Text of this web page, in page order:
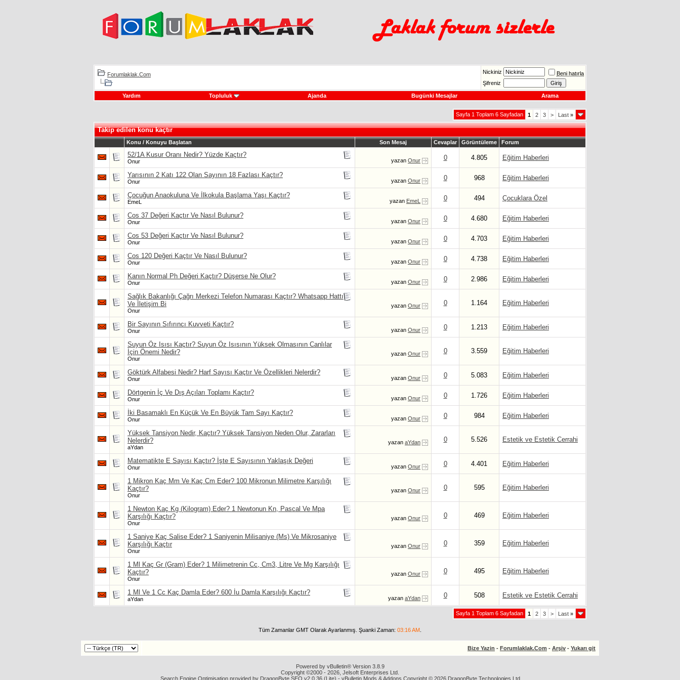
Forumlaklak.Com Nickiniz
Beni hatırla
Şifreniz
Yardım Topluluk Ajanda Bugünki Mesajlar Arama
Sayfa 1 Toplam 6 Sayfadan 1 2 3 > Last »
Takip edilen konu kaçtır
Konu / Konuyu Başlatan Son Mesaj Cevaplar Görüntüleme Forum
52/1A Kusur Oranı Nedir? Yüzde Kaçtır?
Onur yazan Onur 0 4.805 Eğitim Haberleri
Yarısının 2 Katı 122 Olan Sayının 18 Fazlası Kaçtır?
Onur yazan Onur 0 968 Eğitim Haberleri
Çocuğun Anaokuluna Ve İlkokula Başlama Yaşı Kaçtır?
EmeL yazan EmeL 0 494 Çocuklara Özel
Cos 37 Değeri Kaçtır Ve Nasıl Bulunur?
Onur yazan Onur 0 4.680 Eğitim Haberleri
Cos 53 Değeri Kaçtır Ve Nasıl Bulunur?
Onur yazan Onur 0 4.703 Eğitim Haberleri
Cos 120 Değeri Kaçtır Ve Nasıl Bulunur?
Onur yazan Onur 0 4.738 Eğitim Haberleri
Kanın Normal Ph Değeri Kaçtır? Düşerse Ne Olur?
Onur yazan Onur 0 2.986 Eğitim Haberleri
Sağlık Bakanlığı Çağrı Merkezi Telefon Numarası Kaçtır? Whatsapp Hattı
Ve İletişim Bi
Onur
yazan Onur 0 1.164 Eğitim Haberleri
Bir Sayının Sıfırıncı Kuvveti Kaçtır?
Onur yazan Onur 0 1.213 Eğitim Haberleri
Suyun Öz Isısı Kaçtır? Suyun Öz Isısının Yüksek Olmasının Canlılar
İçin Önemi Nedir?
Onur
yazan Onur 0 3.559 Eğitim Haberleri
Göktürk Alfabesi Nedir? Harf Sayısı Kaçtır Ve Özellikleri Nelerdir?
Onur yazan Onur 0 5.083 Eğitim Haberleri
Dörtgenin İç Ve Dış Açıları Toplamı Kaçtır?
Onur yazan Onur 0 1.726 Eğitim Haberleri
İki Basamaklı En Küçük Ve En Büyük Tam Sayı Kaçtır?
Onur yazan Onur 0 984 Eğitim Haberleri
Yüksek Tansiyon Nedir, Kaçtır? Yüksek Tansiyon Neden Olur, Zararları
Nelerdir?
aYdan
yazan aYdan 0 5.526 Estetik ve Estetik Cerrahi
Matematikte E Sayısı Kaçtır? İşte E Sayısının Yaklaşık Değeri
Onur yazan Onur 0 4.401 Eğitim Haberleri
1 Mikron Kaç Mm Ve Kaç Cm Eder? 100 Mikronun Milimetre Karşılığı
Kaçtır?
Onur
yazan Onur 0 595 Eğitim Haberleri
1 Newton Kaç Kg (Kilogram) Eder? 1 Newtonun Kn, Pascal Ve Mpa
Karşılığı Kaçtır?
Onur
yazan Onur 0 469 Eğitim Haberleri
1 Saniye Kaç Salise Eder? 1 Saniyenin Milisaniye (Ms) Ve Mikrosaniye
Karşılığı Kaçtır
Onur
yazan Onur 0 359 Eğitim Haberleri
1 Ml Kaç Gr (Gram) Eder? 1 Milimetrenin Cc, Cm3, Litre Ve Mg Karşılığı
Kaçtır?
Onur
yazan Onur 0 495 Eğitim Haberleri
1 Ml Ve 1 Cc Kaç Damla Eder? 600 İu Damla Karşılığı Kaçtır?
aYdan yazan aYdan 0 508 Estetik ve Estetik Cerrahi
Sayfa 1 Toplam 6 Sayfadan 1 2 3 > Last »
Tüm Zamanlar GMT Olarak Ayarlanmış. Şuanki Zaman: 03:16 AM
Bize Yazin - Forumlaklak.Com - Arşiv - Yukarı git
Powered by vBulletin® Version 3.8.9
Copyright ©2000 - 2026, Jelsoft Enterprises Ltd.
Search Engine Optimisation provided by DragonByte SEO v2.0.36 (Lite) - vBulletin Mods & Addons Copyright © 2026 DragonByte Technologies Ltd.